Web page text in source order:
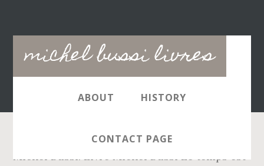
michel bussi livres
Main
navigation
ABOUT HISTORY
CONTACT PAGE
Michel Bussi. Livre Michel Bussi Le temps est